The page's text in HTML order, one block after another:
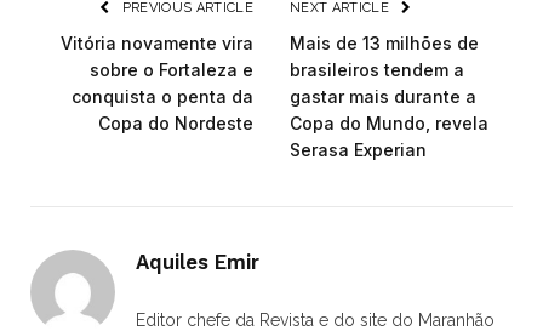
PREVIOUS ARTICLE
Vitória novamente vira
sobre o Fortaleza e
conquista o penta da
Copa do Nordeste
NEXT ARTICLE
Mais de 13 milhões de
brasileiros tendem a
gastar mais durante a
Copa do Mundo, revela
Serasa Experian
Aquiles Emir
Editor chefe da Revista e do site do Maranhão